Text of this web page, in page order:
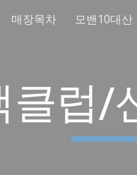
매장목차 모밴10대산
클럽/